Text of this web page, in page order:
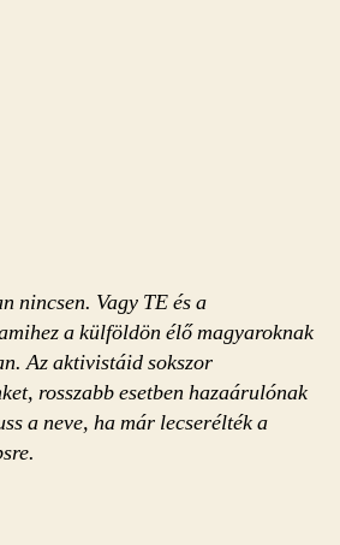
nincsen. Vagy TE és a
a külföldön élő magyaroknak
Az aktivistáid sokszor
rosszabb esetben hazaárulónak
a neve, ha már lecserélték a